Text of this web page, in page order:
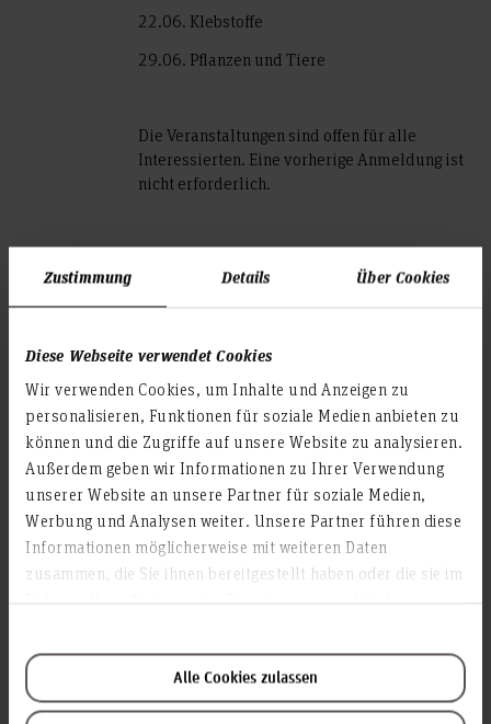
Zustimmung Details Über Cookies
Diese Webseite verwendet Cookies
Wir verwenden Cookies, um Inhalte und Anzeigen zu
personalisieren, Funktionen für soziale Medien anbieten zu
können und die Zugriffe auf unsere Website zu analysieren.
Außerdem geben wir Informationen zu Ihrer Verwendung
unserer Website an unsere Partner für soziale Medien,
Werbung und Analysen weiter. Unsere Partner führen diese
Informationen möglicherweise mit weiteren Daten
zusammen, die Sie ihnen bereitgestellt haben oder die sie im
Alle Cookies zulassen
22.06. Klebstoffe
29.06. Pflanzen und Tiere
Die Veranstaltungen sind offen für alle
Interessierten. Eine vorherige Anmeldung ist
nicht erforderlich.
Veranstal­tungs­ort
Materialwerkstatt
Raum: 2A.0.06
Expo Plaza 2
30539 Hannover
Ansprechperson: